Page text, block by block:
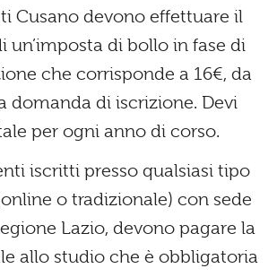
Cusano devono effettuare il
un’imposta di bollo in fase di
che corrisponde a 16€, da
domanda di iscrizione. Devi
per ogni anno di corso.
iscritti presso qualsiasi tipo
o tradizionale) con sede
Lazio, devono pagare la
allo studio che è obbligatoria